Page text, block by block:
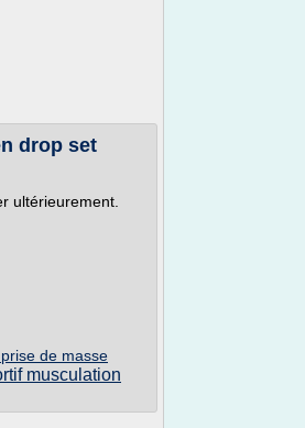
drop set
ultérieurement.
de masse
musculation